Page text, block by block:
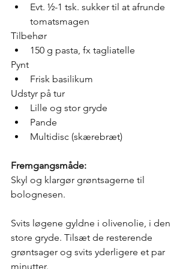
Evt. ½-1 tsk. sukker til at afrunde
tomatsmagen
Tilbehør
150 g pasta, fx tagliatelle
Pynt
Frisk basilikum
Udstyr på tur
Lille og stor gryde
Pande
Multidisc (skærebræt)
Fremgangsmåde:
Skyl og klargør grøntsagerne til
bolognesen.
Svits løgene gyldne i olivenolie, i den
store gryde. Tilsæt de resterende
grøntsager og svits yderligere et par
minutter.